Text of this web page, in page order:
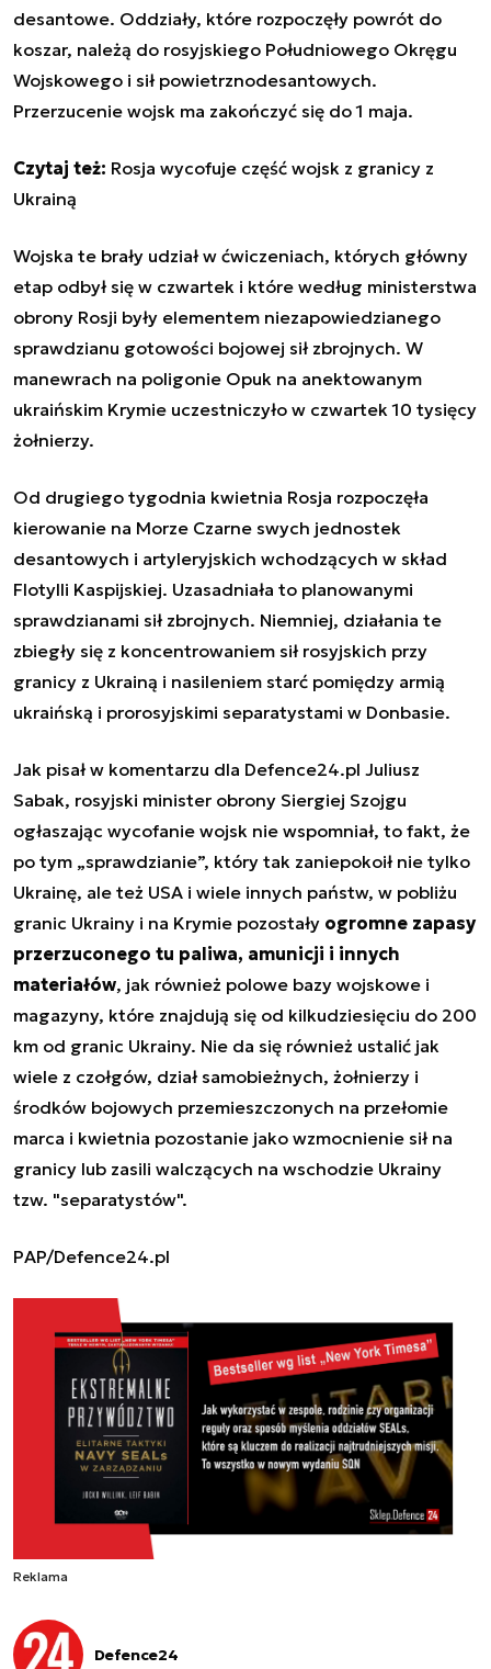
desantowe. Oddziały, które rozpoczęły powrót do
koszar, należą do rosyjskiego Południowego Okręgu
Wojskowego i sił powietrznodesantowych.
Przerzucenie wojsk ma zakończyć się do 1 maja.
Czytaj też: Rosja wycofuje część wojsk z granicy z
Ukrainą
Wojska te brały udział w ćwiczeniach, których główny
etap odbył się w czwartek i które według ministerstwa
obrony Rosji były elementem niezapowiedzianego
sprawdzianu gotowości bojowej sił zbrojnych. W
manewrach na poligonie Opuk na anektowanym
ukraińskim Krymie uczestniczyło w czwartek 10 tysięcy
żołnierzy.
Od drugiego tygodnia kwietnia Rosja rozpoczęła
kierowanie na Morze Czarne swych jednostek
desantowych i artyleryjskich wchodzących w skład
Flotylli Kaspijskiej. Uzasadniała to planowanymi
sprawdzianami sił zbrojnych. Niemniej, działania te
zbiegły się z koncentrowaniem sił rosyjskich przy
granicy z Ukrainą i nasileniem starć pomiędzy armią
ukraińską i prorosyjskimi separatystami w Donbasie.
Jak pisał w komentarzu dla Defence24.pl Juliusz
Sabak, rosyjski minister obrony Siergiej Szojgu
ogłaszając wycofanie wojsk nie wspomniał, to fakt, że
po tym „sprawdzianie”, który tak zaniepokoił nie tylko
Ukrainę, ale też USA i wiele innych państw, w pobliżu
granic Ukrainy i na Krymie pozostały ogromne zapasy
przerzuconego tu paliwa, amunicji i innych
materiałów, jak również polowe bazy wojskowe i
magazyny, które znajdują się od kilkudziesięciu do 200
km od granic Ukrainy. Nie da się również ustalić jak
wiele z czołgów, dział samobieżnych, żołnierzy i
środków bojowych przemieszczonych na przełomie
marca i kwietnia pozostanie jako wzmocnienie sił na
granicy lub zasili walczących na wschodzie Ukrainy
tzw. "separatystów".
PAP/Defence24.pl
Reklama
Defence24